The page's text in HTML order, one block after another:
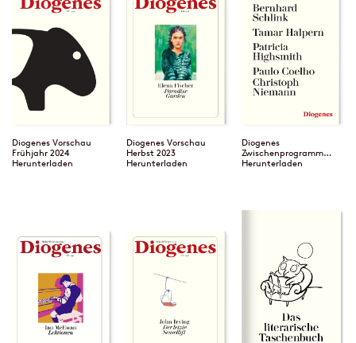
Diogenes Vorschau
Frühjahr 2024
Herunterladen
Diogenes Vorschau
Herbst 2023
Herunterladen
Diogenes
Zwischenprogramm
2023
Herunterladen